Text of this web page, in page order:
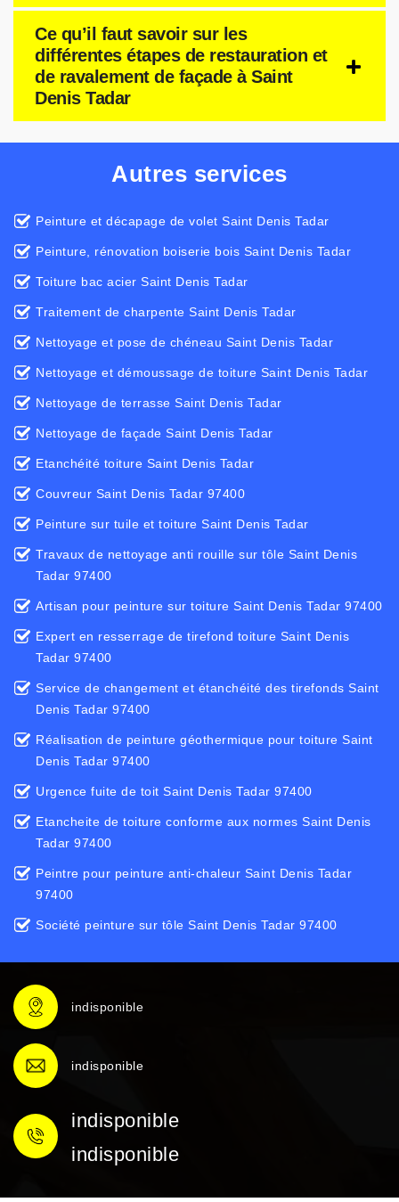
Ce qu’il faut savoir sur les
différentes étapes de restauration et
de ravalement de façade à Saint
Denis Tadar
Autres services
Peinture et décapage de volet Saint Denis Tadar
Peinture, rénovation boiserie bois Saint Denis Tadar
Toiture bac acier Saint Denis Tadar
Traitement de charpente Saint Denis Tadar
Nettoyage et pose de chéneau Saint Denis Tadar
Nettoyage et démoussage de toiture Saint Denis Tadar
Nettoyage de terrasse Saint Denis Tadar
Nettoyage de façade Saint Denis Tadar
Etanchéité toiture Saint Denis Tadar
Couvreur Saint Denis Tadar 97400
Peinture sur tuile et toiture Saint Denis Tadar
Travaux de nettoyage anti rouille sur tôle Saint Denis
Tadar 97400
Artisan pour peinture sur toiture Saint Denis Tadar 97400
Expert en resserrage de tirefond toiture Saint Denis
Tadar 97400
Service de changement et étanchéité des tirefonds Saint
Denis Tadar 97400
Réalisation de peinture géothermique pour toiture Saint
Denis Tadar 97400
Urgence fuite de toit Saint Denis Tadar 97400
Etancheite de toiture conforme aux normes Saint Denis
Tadar 97400
Peintre pour peinture anti-chaleur Saint Denis Tadar
97400
Société peinture sur tôle Saint Denis Tadar 97400
indisponible
indisponible
indisponible
indisponible